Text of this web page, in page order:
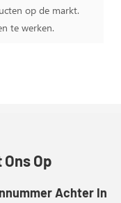
op de markt.
te werken.
Op
Achter In